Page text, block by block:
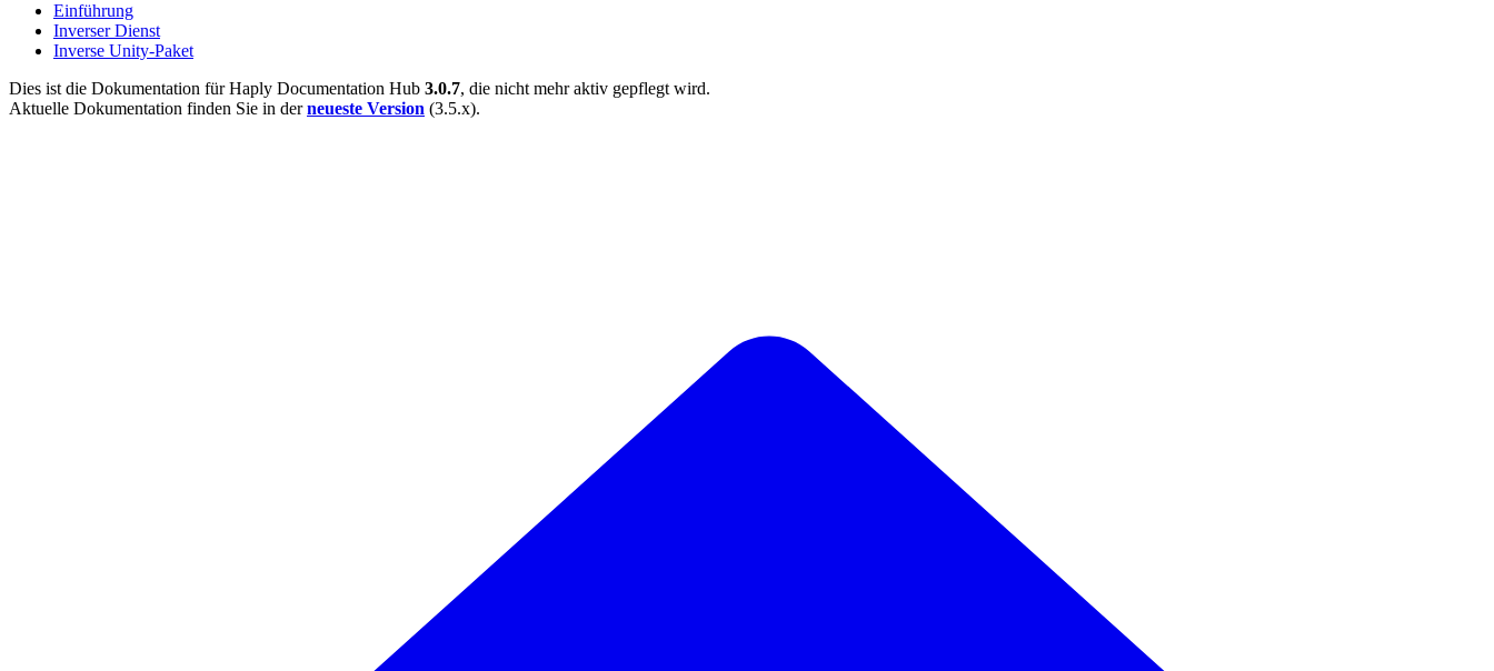
Einführung
Inverser Dienst
Inverse Unity-Paket
Dies ist die Dokumentation für Haply Documentation Hub 3.0.7, die nicht mehr aktiv gepflegt wird.
Aktuelle Dokumentation finden Sie in derneueste Version (3.5.x).